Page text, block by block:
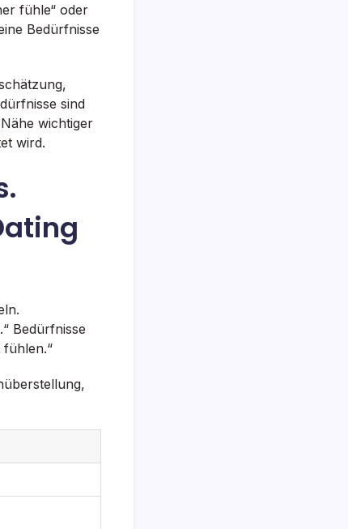
fühle“ oder
Bedürfnisse
sind
wichtiger
wird.
Bedürfnisse
fühlen.“